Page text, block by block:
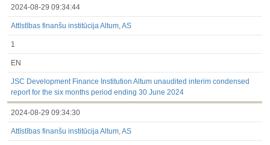
2.5. Balsstiesību kopējais skaits un kapitāls
kategorijām
dalībvalsts tiesību aktiem
Līdz 2017.03.01
Finanšu pārskati
Būtiski notikumi
Līdzdalības iegūšana vai zaudēšana
2024-08-29 09:34:44
Attīstības finanšu institūcija Altum, AS
1
EN
JSC Development Finance Institution Altum unaudited interim condensed
report for the six months period ending 30 June 2024
2024-08-29 09:34:30
Attīstības finanšu institūcija Altum, AS